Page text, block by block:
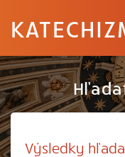
Výsledky